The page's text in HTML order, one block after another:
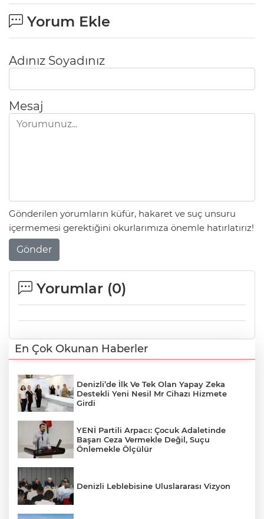
Yorum Ekle
Adınız Soyadınız
Mesaj
Gönderilen yorumların küfür, hakaret ve suç unsuru
içermemesi gerektiğini okurlarımıza önemle hatırlatırız!
Gönder
Yorumlar (0)
En Çok Okunan Haberler
Denizli’de İlk Ve Tek Olan Yapay Zeka
Destekli Yeni Nesil Mr Cihazı Hizmete
Girdi
YENİ Partili Arpacı: Çocuk Adaletinde
Başarı Ceza Vermekle Değil, Suçu
Önlemekle Ölçülür
Denizli Leblebisine Uluslararası Vizyon